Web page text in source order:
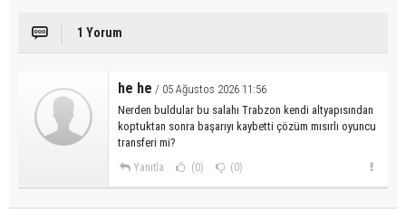
1 Yorum
he he / 05 Ağustos 2026 11:56
Nerden buldular bu salahı Trabzon kendi altyapısından
koptuktan sonra başarıyı kaybetti çözüm mısırlı oyuncu
transferi mi?
Yanıtla (0) (0)